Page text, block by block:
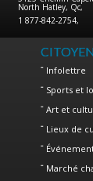
North Hatley, Qc,
1 877-842-2754,
Infolettre
Sports et
Art et
Lieux de
Marché